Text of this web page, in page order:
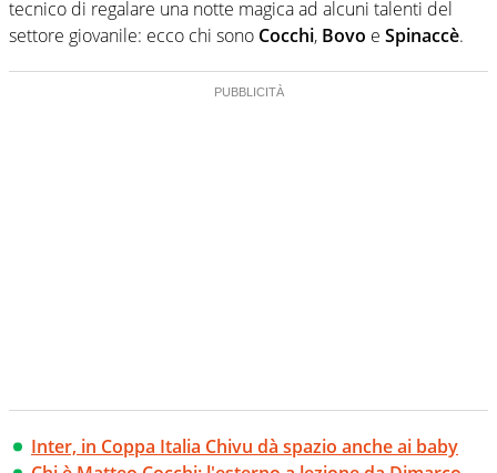
tecnico di regalare una notte magica ad alcuni talenti del
settore giovanile: ecco chi sono Cocchi, Bovo e Spinaccè.
Inter, in Coppa Italia Chivu dà spazio anche ai baby